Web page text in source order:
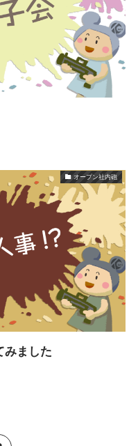
オープン社内砲
みました